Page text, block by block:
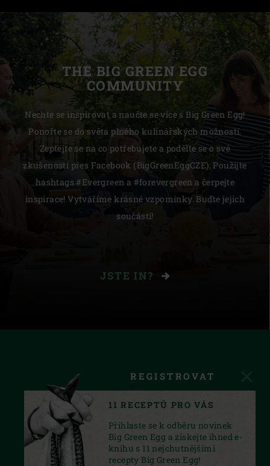
THE BIG GREEN EGG
COMMUNITY
Nechte se inspirovat a naučte se více s Big Green Egg!
Ponořte se do světa plného kulinářských možností.
Zeptejte se na co potřebujete a podělte se o své
zkušenosti přes Facebook (BigGreenEggCZE). Použijte
hashtags #Evergreen a #forevergreen a čerpejte
inspirace! Vytváříme krásné vzpomínky. Buďte jejich
součástí!
JSTE IN?
REGISTROVAT
11 RECEPTŮ PRO VÁS
Přihlaste se k odběru novinek
Big Green Egg a získejte ihned e-
knihu s 11 nejchutnějšími
recepty Big Green Egg!